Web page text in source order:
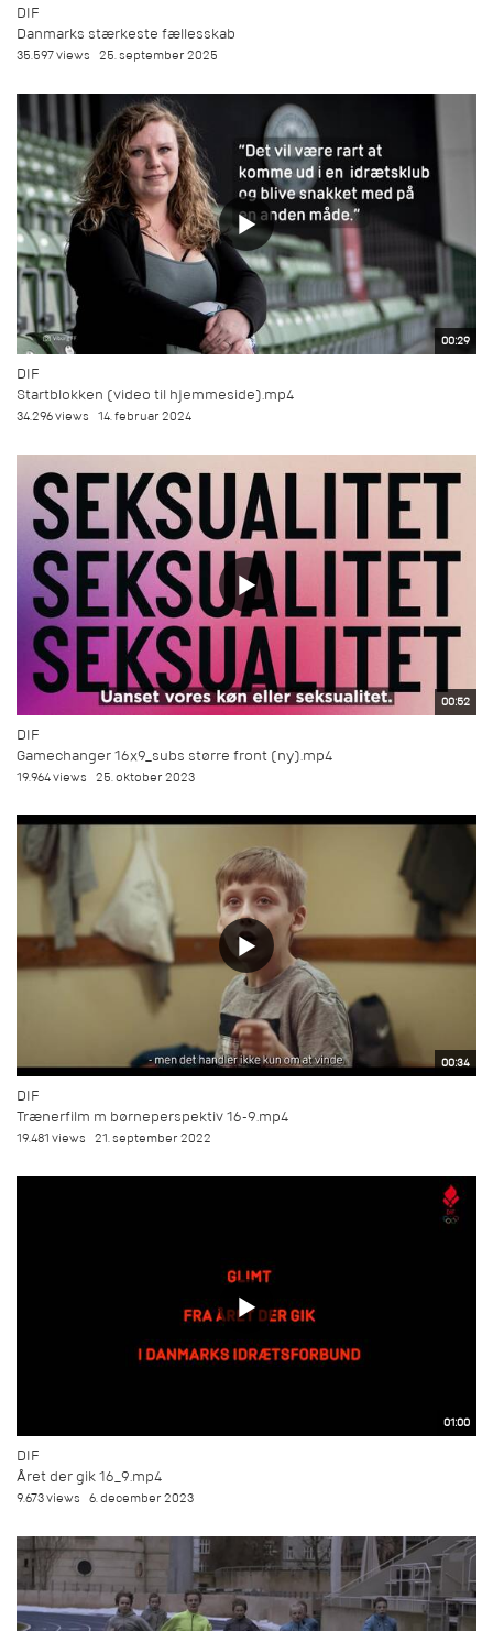
DIF
Danmarks stærkeste fællesskab
35.597 views 25. september 2025
00:29
DIF
Startblokken (video til hjemmeside).mp4
34.296 views 14. februar 2024
00:52
DIF
Gamechanger 16x9_subs større front (ny).mp4
19.964 views 25. oktober 2023
00:34
DIF
Trænerfilm m børneperspektiv 16-9.mp4
19.481 views 21. september 2022
01:00
DIF
Året der gik 16_9.mp4
9.673 views 6. december 2023